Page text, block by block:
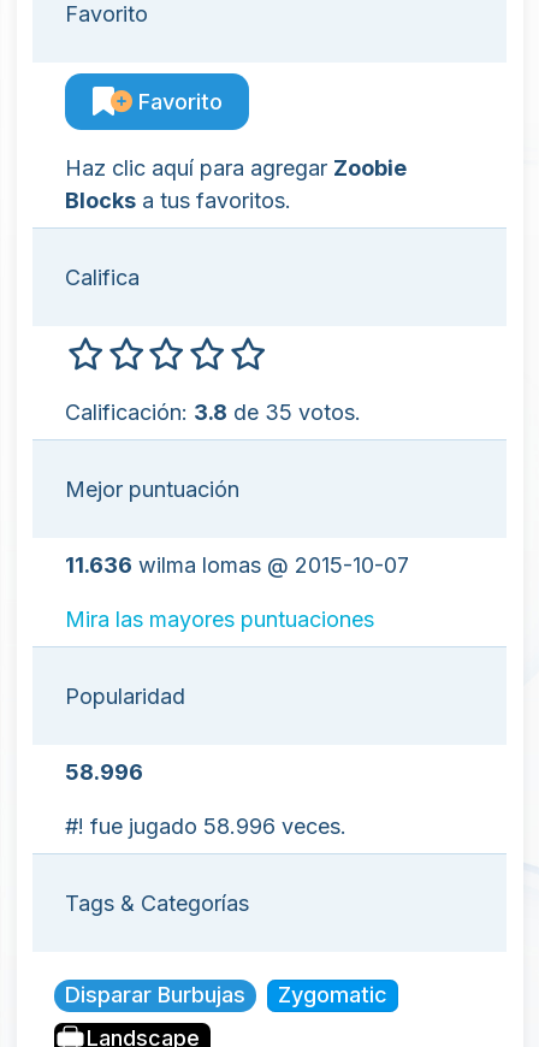
Favorito
Favorito
Haz clic aquí para agregar Zoobie
Blocks a tus favoritos.
Califica
Calificación: 3.8 de 35 votos.
Mejor puntuación
11.636 wilma lomas @ 2015-10-07
Mira las mayores puntuaciones
Popularidad
58.996
#! fue jugado 58.996 veces.
Tags & Categorías
Disparar Burbujas
Zygomatic
Landscape